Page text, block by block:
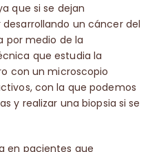
que si se dejan
un cáncer del
por medio de la
que estudia la
con un microscopio
con la que podemos
y realizar una biopsia si se
en pacientes que